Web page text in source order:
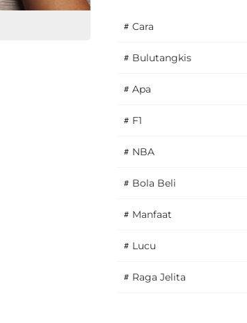
# Cara
# Bulutangkis
# Apa
# F1
# NBA
# Bola Beli
# Manfaat
# Lucu
# Raga Jelita